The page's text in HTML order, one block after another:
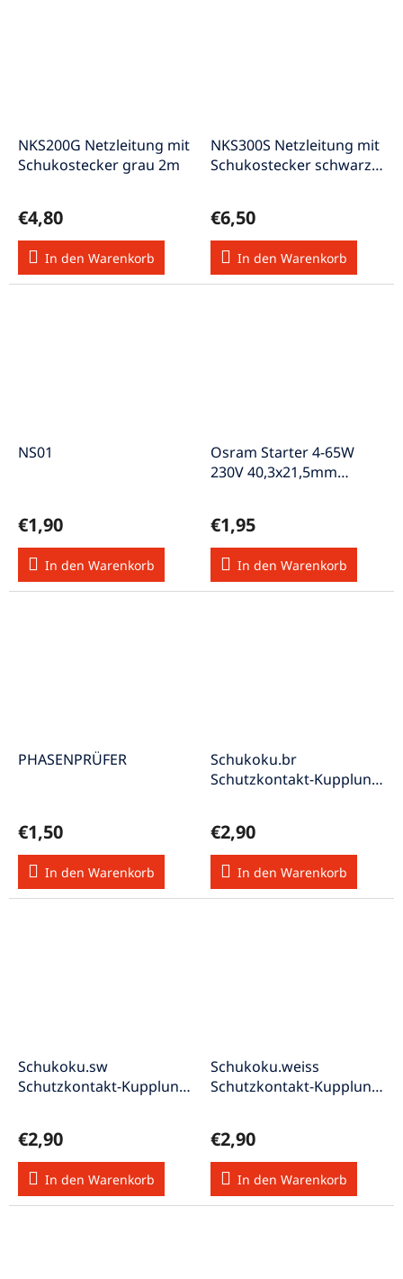
NKS200G Netzleitung mit
Schukostecker grau 2m
€4,80
In den Warenkorb
NKS300S Netzleitung mit
Schukostecker schwarz
€6,50
In den Warenkorb
NS01
€1,90
In den Warenkorb
Osram Starter 4-65W
230V 40,3x21,5mm
€1,95
In den Warenkorb
PHASENPRÜFER
€1,50
In den Warenkorb
Schukoku.br
Schutzkontakt-Kupplung
€2,90
In den Warenkorb
Schukoku.sw
Schutzkontakt-Kupplung
€2,90
In den Warenkorb
Schukoku.weiss
Schutzkontakt-Kupplung
€2,90
In den Warenkorb